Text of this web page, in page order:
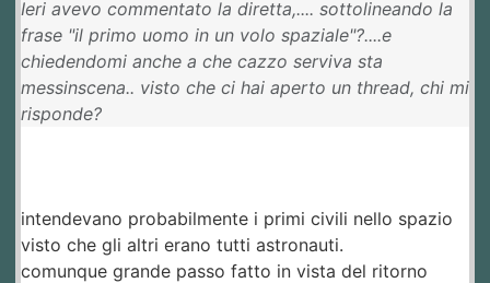
Ieri avevo commentato la diretta,.... sottolineando la
frase "il primo uomo in un volo spaziale"?....e
chiedendomi anche a che cazzo serviva sta
messinscena.. visto che ci hai aperto un thread, chi mi
risponde?
intendevano probabilmente i primi civili nello spazio
visto che gli altri erano tutti astronauti.
comunque grande passo fatto in vista del ritorno